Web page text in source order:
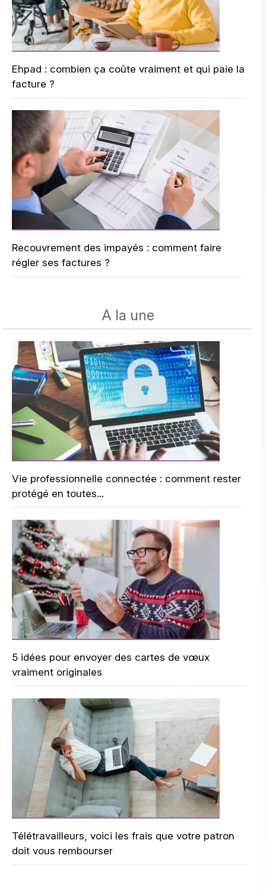
Ehpad : combien ça coûte vraiment et qui paie la
facture ?
Recouvrement des impayés : comment faire
régler ses factures ?
A la une
Vie professionnelle connectée : comment rester
protégé en toutes...
5 idées pour envoyer des cartes de vœux
vraiment originales
Télétravailleurs, voici les frais que votre patron
doit vous rembourser